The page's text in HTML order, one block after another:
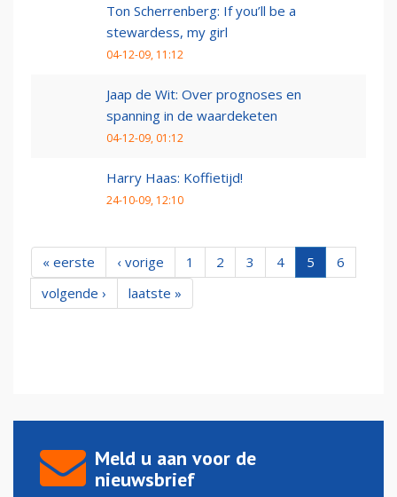
Ton Scherrenberg: If you’ll be a
stewardess, my girl
04-12-09, 11:12
Jaap de Wit: Over prognoses en
spanning in de waardeketen
04-12-09, 01:12
Harry Haas: Koffietijd!
24-10-09, 12:10
« eerste ‹ vorige 1 2 3 4 5
6
volgende ›
laatste »
Meld u aan voor de
nieuwsbrief